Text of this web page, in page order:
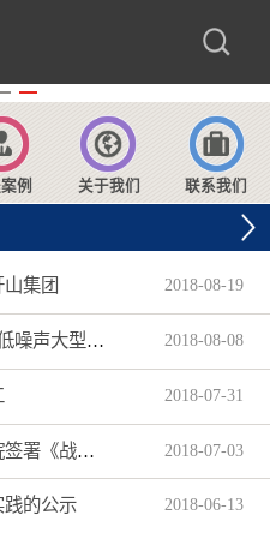
例 关于我们 联系我们
集团 2018-08-19
高端产品 高端应用 高端市场---低噪声大型柴动螺杆空压机获超300万美元海外大订单 2018-08-08
2018-07-31
开山股份与华东勘测设计研究院签署《战略合作协议》 2018-07-03
践的公示 2018-06-13